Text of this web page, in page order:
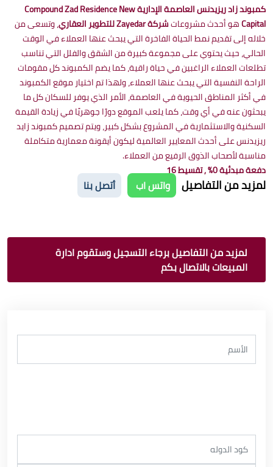
كمبوند زاد ريزيدنس العاصمة الإدارية Compound Zad Residence New
Capitalهو أحدث مشروعاتشركة Zayedar للتطوير العقاري
، وتسعى من
خلاله إلى تقديم نمط الحياة الفاخرة التي يبحث عنها العملاء في الوقت
الحالي، حيث يحتوي على مجموعة كبيرة من الشقق والفلل التي تناسب
تطلعات العملاء الراغبين في حياة راقية، كما يضم الكمبوند كل مقومات
الراحة النفسية التي يبحث عنها العملاء، ولهذا تم اختيار موقع الكمبوند
في أكثر المناطق الحيوية في العاصمة، الأمر الذي يوفر للسكان كل ما
يبحثون عنه في أي وقت، كما يلعب الموقع دورًا جوهريًا في زيادة القيمة
السكنية والاستثمارية في المشروع بشكل كبير، ويتم تصميم كمبوند زايد
ريزيدنس على أحدث المعايير العالمية ليكون أيقونة معمارية متكاملة
مناسبة لأصحاب الذوق الرفيع من العملاء.
دفعة مبدئية 0% , تقسيط 16
لمزيد من التفاصيل واتس اب أتصل بنا
لمزيد من التفاصيل برجاء التسجيل وستقوم ادارة
المبيعات بالاتصال بكم